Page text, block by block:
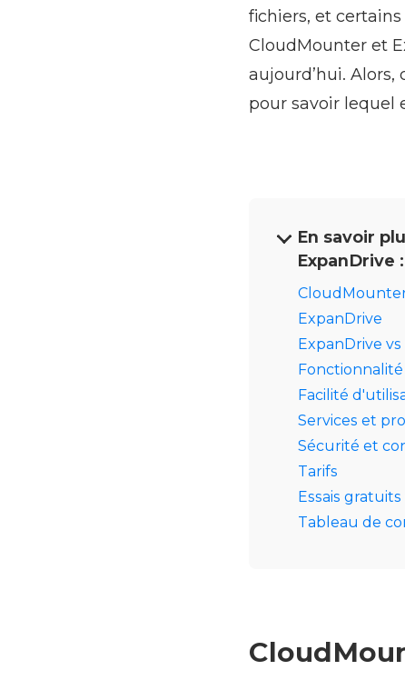
fichiers, et
CloudMounter et
aujourd’hui.
pour savoir lequel
En savoir
ExpanDrive :
ExpanDrive
ExpanDrive
Fonctionnalité
Facilité
Services et
Sécurité et
Tarifs
Essais
Tableau de